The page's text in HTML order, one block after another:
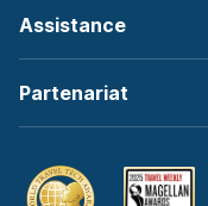
Assistance
Partenariat